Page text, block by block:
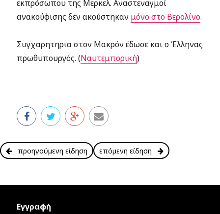
εκπρόσωπου της Μερκελ. Αναστεναγμοί
ανακούφισης δεν ακούστηκαν μόνο στο Βερολίνο.
Συγχαρητηρια στον Mακρόν έδωσε και ο Έλληνας
πρωθυπουργός. (Ναυτεμπορική)
προηγούμενη είδηση επόμενη είδηση
Εγγραφή